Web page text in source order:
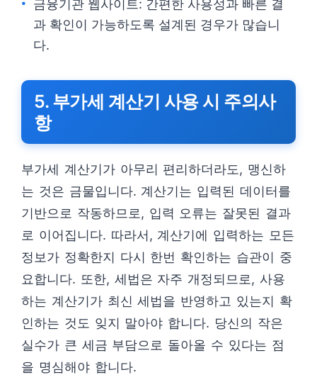
금융기관 웹사이트: 간편한 사용성과 빠른 결
과 확인이 가능하도록 설계된 경우가 많습니
다.
5. 부가세 계산기 사용 시 주의사
항
부가세 계산기가 아무리 편리하더라도, 맹신하
는 것은 금물입니다. 계산기는 입력된 데이터를
기반으로 작동하므로, 입력 오류는 잘못된 결과
로 이어집니다. 따라서, 계산기에 입력하는 모든
정보가 정확한지 다시 한번 확인하는 습관이 중
요합니다. 또한, 세법은 자주 개정되므로, 사용
하는 계산기가 최신 세법을 반영하고 있는지 확
인하는 것도 잊지 말아야 합니다. 당신의 작은
실수가 큰 세금 부담으로 돌아올 수 있다는 점
을 명심해야 합니다.